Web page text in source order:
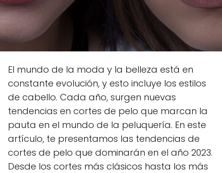
El mundo de la moda y la belleza está en
constante evolución, y esto incluye los estilos
de cabello. Cada año, surgen nuevas
tendencias en cortes de pelo que marcan la
pauta en el mundo de la peluquería. En este
artículo, te presentamos las tendencias de
cortes de pelo que dominarán en el año 2023.
Desde los cortes más clásicos hasta los más